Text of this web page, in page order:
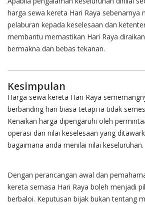
harga sewa kereta Hari Raya sebenarnya
pelaburan kepada keselesaan dan
membantu memastikan Hari Raya
bermakna dan bebas tekanan.
Kesimpulan
Harga sewa kereta Hari Raya
berbanding hari biasa tetapi ia tidak
Kenaikan harga dipengaruhi oleh
operasi dan nilai keselesaan yang
bagaimana anda menilai nilai keseluruhan.
Dengan perancangan awal dan
kereta semasa Hari Raya boleh menjadi
berbaloi. Keputusan bijak bukan tentang